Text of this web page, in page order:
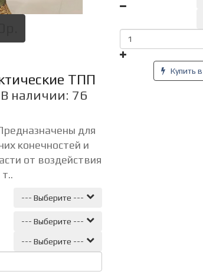
ТПП
В наличии: 76
для
конечностей и
от воздействия
--- Выберите ---
--- Выберите ---
--- Выберите ---
Купить